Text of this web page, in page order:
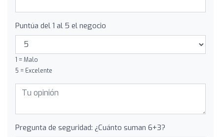
Puntúa del 1 al 5 el negocio
1 = Malo
5 = Excelente
Pregunta de seguridad: ¿Cuánto suman 6+3?